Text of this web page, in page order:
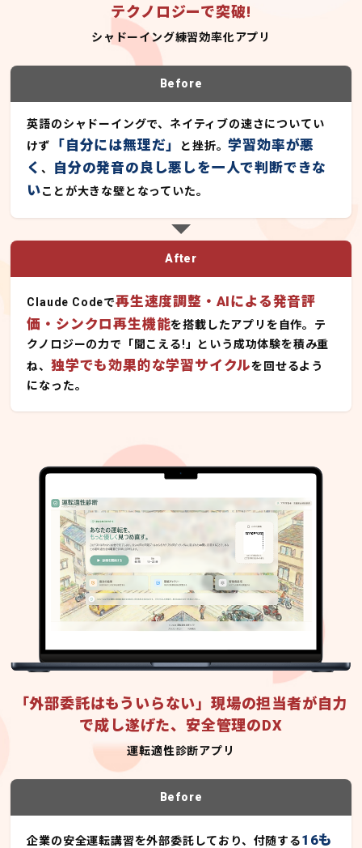
テクノロジーで突破!
シャドーイング練習効率化アプリ
Before
英語のシャドーイングで、ネイティブの速さについてい
けず
「自分には無理だ」 と挫折。学習効率が悪
く、
自分の発音の良し悪しを一人で判断できな
いことが大きな壁となっていた。
After
Claude Codeで再生速度調整・AIによる発音評
価・シンクロ再生機能を搭載したアプリを自作。テ
クノロジーの力で「聞こえる!」という成功体験を積み重
ね、独学でも効果的な学習サイクルを回せるよう
になった。
「外部委託はもういらない」現場の担当者が自力
で成し遂げた、安全管理のDX
運転適性診断アプリ
Before
企業の安全運転講習を外部委託しており、付随する16も